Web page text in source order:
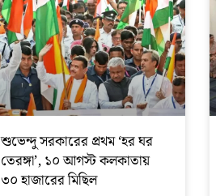
শুভেন্দু সরকারের প্রথম ‘হর ঘর
তেরঙ্গা’, ১০ আগস্ট কলকাতায়
৩০ হাজারের মিছিল